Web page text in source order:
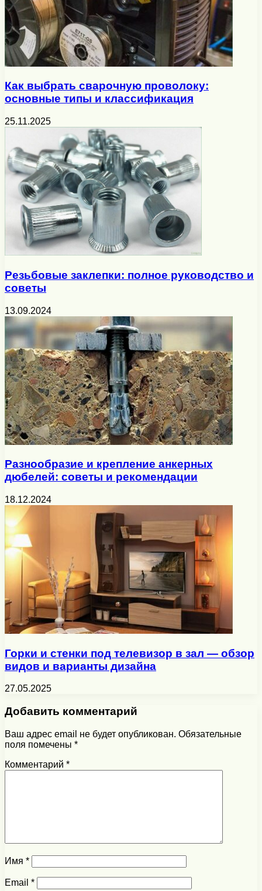
Как выбрать сварочную проволоку:
основные типы и классификация
25.11.2025
Резьбовые заклепки: полное руководство и
советы
13.09.2024
Разнообразие и крепление анкерных
дюбелей: советы и рекомендации
18.12.2024
Горки и стенки под телевизор в зал — обзор
видов и варианты дизайна
27.05.2025
Добавить комментарий
Ваш адрес email не будет опубликован. Обязательные
поля помечены *
Комментарий *
Имя *
Email *